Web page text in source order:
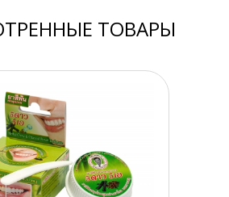
ТОВАРЫ